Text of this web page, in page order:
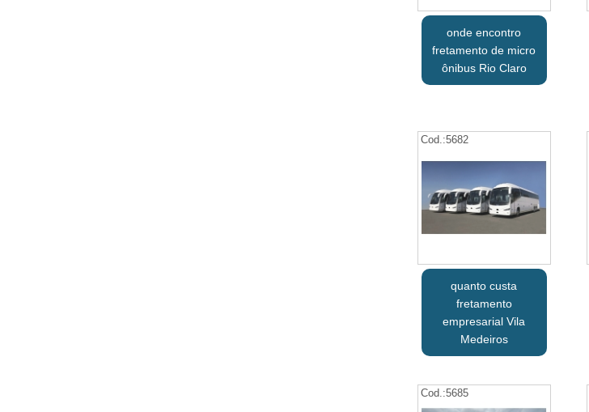
onde encontro
fretamento de micro
ônibus Rio Claro
Cod.:5682
quanto custa
fretamento
empresarial Vila
Medeiros
Cod.:5685